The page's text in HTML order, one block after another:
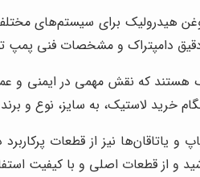
هیدرولیک برای سیستم‌های
دامپتراک و مشخصات فنی پمپ
هستند که نقش مهمی در ایمنی و
خرید لاستیک، به سایز، نوع و
و یاتاقان‌ها نیز از قطعات
و از قطعات اصلی و با کیفیت